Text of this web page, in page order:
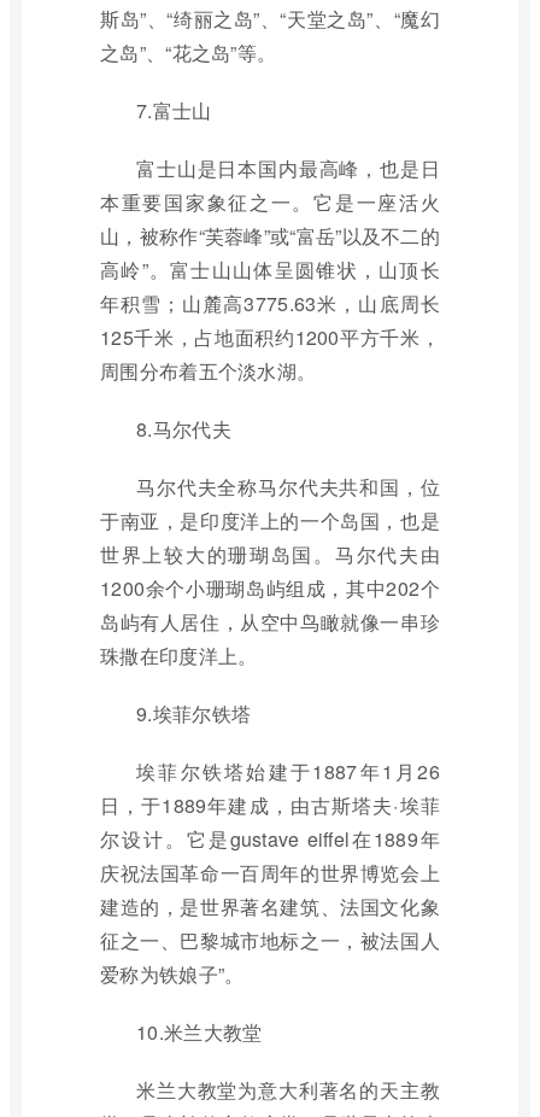
斯岛”、“绮丽之岛”、“天堂之岛”、“魔幻
之岛”、“花之岛”等。
7.富士山
富士山是日本国内最高峰，也是日
本重要国家象征之一。它是一座活火
山，被称作“芙蓉峰”或“富岳”以及不二的
高岭”。富士山山体呈圆锥状，山顶长
年积雪；山麓高3775.63米，山底周长
125千米，占地面积约1200平方千米，
周围分布着五个淡水湖。
8.马尔代夫
马尔代夫全称马尔代夫共和国，位
于南亚，是印度洋上的一个岛国，也是
世界上较大的珊瑚岛国。马尔代夫由
1200余个小珊瑚岛屿组成，其中202个
岛屿有人居住，从空中鸟瞰就像一串珍
珠撒在印度洋上。
9.埃菲尔铁塔
埃菲尔铁塔始建于1887年1月26
日，于1889年建成，由古斯塔夫·埃菲
尔设计。它是gustave eiffel在1889年
庆祝法国革命一百周年的世界博览会上
建造的，是世界著名建筑、法国文化象
征之一、巴黎城市地标之一，被法国人
爱称为铁娘子”。
10.米兰大教堂
米兰大教堂为意大利著名的天主教